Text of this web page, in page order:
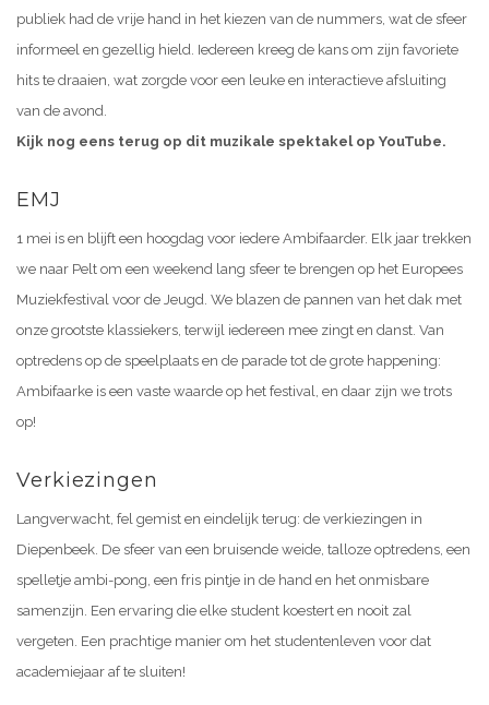
publiek had de vrije hand in het kiezen van de nummers, wat de sfeer
informeel en gezellig hield. Iedereen kreeg de kans om zijn favoriete
hits te draaien, wat zorgde voor een leuke en interactieve afsluiting
van de avond.
Kijk nog eens terug op dit muzikale spektakel op YouTube.
EMJ
1 mei is en blijft een hoogdag voor iedere Ambifaarder. Elk jaar trekken
we naar Pelt om een weekend lang sfeer te brengen op het Europees
Muziekfestival voor de Jeugd. We blazen de pannen van het dak met
onze grootste klassiekers, terwijl iedereen mee zingt en danst. Van
optredens op de speelplaats en de parade tot de grote happening:
Ambifaarke is een vaste waarde op het festival, en daar zijn we trots
op!
Verkiezingen
Langverwacht, fel gemist en eindelijk terug: de verkiezingen in
Diepenbeek. De sfeer van een bruisende weide, talloze optredens, een
spelletje ambi-pong, een fris pintje in de hand en het onmisbare
samenzijn. Een ervaring die elke student koestert en nooit zal
vergeten. Een prachtige manier om het studentenleven voor dat
academiejaar af te sluiten!